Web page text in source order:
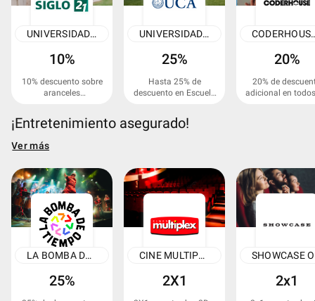
UNIVERSIDAD SIGLO 21
10%
10% descuento sobre
aranceles
UNIVERSIDAD CATÓLICA ARGENTINA
25%
Hasta 25% de
descuento en Escuela
20%
20% de
adicional en
¡Entretenimiento asegurado!
Ver más
LA BOMBA DE TIEMPO
25%
CINE MULTIPLEX
2X1 2x1